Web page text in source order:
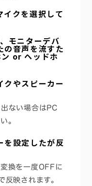
イクを選択して
モニターデバ
の音声を流すた
or ヘッドホ
クやスピーカー
ない場合はPC
。
を設定したが反
換を一度OFFに
映されます。